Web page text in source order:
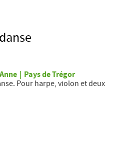
Pays de Trégor
Pour harpe, violon et deux